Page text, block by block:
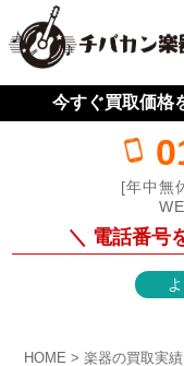
今すぐ買取価格
[年中無
＼ 電話番号
HOME
楽器の買取実績